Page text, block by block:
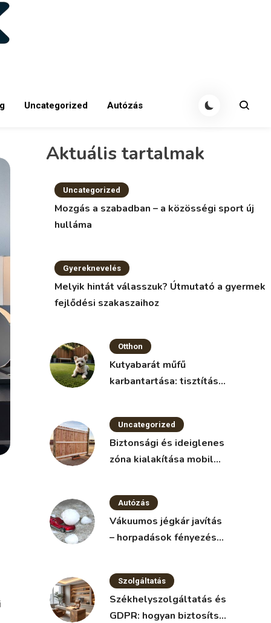
Uncategorized Autózás
Aktuális tartalmak
Uncategorized
Mozgás a szabadban – a közösségi sport új
hulláma
Gyereknevelés
Melyik hintát válasszuk? Útmutató a gyermek
fejlődési szakaszaihoz
Otthon
Kutyabarát műfű
karbantartása: tisztítás
Uncategorized
Biztonsági és ideiglenes
zóna kialakítása mobil
Autózás
Vákuumos jégkár javítás
– horpadások fényezés
Szolgáltatás
Székhelyszolgáltatás és
GDPR: hogyan biztosítsd